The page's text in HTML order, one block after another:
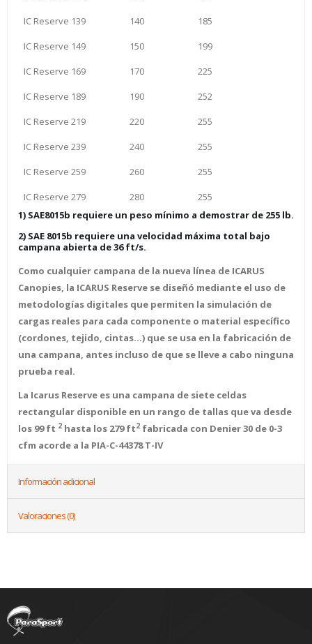
IC Reserve 139
140
185
IC Reserve 149
150
199
IC Reserve 169
170
225
IC Reserve 189
190
252
IC Reserve 219
220
255
IC Reserve 239
240
255
IC Reserve 259
260
255
IC Reserve 279
280
255
1) SAE8015b requiere un peso mínimo a demostrar de 255 lb.
2) SAE 8015b requiere una velocidad máxima total bajo
campana abierta de 36 ft/s.
Como cualquier campana de la nueva línea de ICARUS
Canopies, la ICARUS Reserve se diseñó mediante el uso de
metodologías digitales que permiten la simulación de
cargas reales para cada componente o material específico
(cordones, tejido, cintas…) que se usa en la fabricación de
una campana, antes incluso de que se lleve a cabo ninguna
prueba real.
La Icarus Reserve es una campana de siete celdas
rectangular disponible en un rango de tallas que va desde
los 99 ft 2 hasta los 279 ft2 fabricada con Denier 30 de 0-3
cfm acorde a la PIA-C-44378 T-IV
Información adicional
Valoraciones (0)